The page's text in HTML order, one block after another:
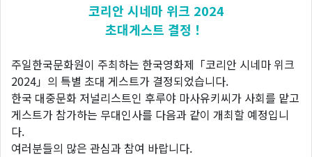
코리안 시네마 위크 2024
초대게스트 결정！
주일한국문화원이 주최하는 한국영화제「코리안 시네마 위크
2024」의 특별 초대 게스트가 결정되었습니다.
한국 대중문화 저널리스트인 후루야 마사유키씨가 사회를 맡고
게스트가 참가하는 무대인사를 다음과 같이 개최할 예정입니
다.
여러분들의 많은 관심과 참여 바랍니다.